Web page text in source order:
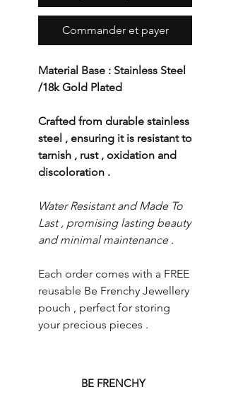
Commander et payer
Material Base : Stainless Steel
/18k Gold Plated
Crafted from durable stainless
steel , ensuring it is resistant to
tarnish , rust , oxidation and
discoloration .
Water Resistant and Made To
Last , promising lasting beauty
and minimal maintenance .
Each order comes with a FREE
reusable Be Frenchy Jewellery
pouch , perfect for storing
your precious pieces .
BE FRENCHY